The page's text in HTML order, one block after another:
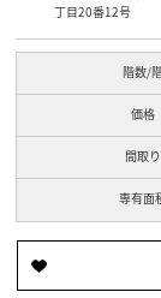
丁目20番12号
階数/
価格
間取り
専有面